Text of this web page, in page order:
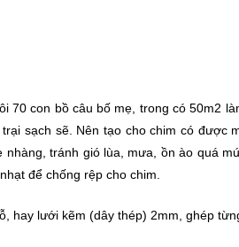
70 con bồ câu bố mẹ, trong có 50m2
sạch sẽ. Nên tạo cho chim có
nhàng, tránh gió lùa, mưa, ồn ào quá
để chống rệp cho chim.
hay lưới kẽm (dây thép) 2mm, ghép